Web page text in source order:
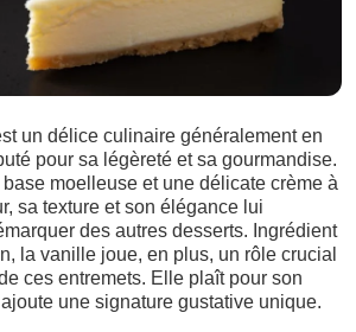
un délice culinaire généralement en
pour sa légèreté et sa gourmandise.
base moelleuse et une délicate crème à
sa texture et son élégance lui
des autres desserts. Ingrédient
la vanille joue, en plus, un rôle crucial
ces entremets. Elle plaît pour son
une signature gustative unique.